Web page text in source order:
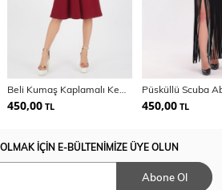
Beli Kumaş Kaplamalı Kemerli Scuba Krep
450,00 TL 450,00 TL
İÇİN E-BÜLTENİMİZE ÜYE OLUN
Abone Ol